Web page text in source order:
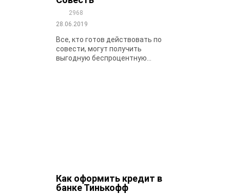
2968
28.06.2019
Все, кто готов действовать по
совести, могут получить
выгодную беспроцентную...
Как оформить кредит в
банке Тинькофф